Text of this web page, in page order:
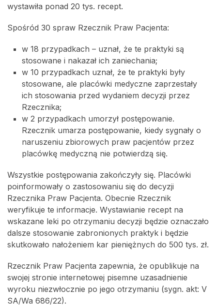
wystawiła ponad 20 tys. recept.
Spośród 30 spraw Rzecznik Praw Pacjenta:
w 18 przypadkach – uznał, że te praktyki są
stosowane i nakazał ich zaniechania;
w 10 przypadkach uznał, że te praktyki były
stosowane, ale placówki medyczne zaprzestały
ich stosowania przed wydaniem decyzji przez
Rzecznika;
w 2 przypadkach umorzył postępowanie.
Rzecznik umarza postępowanie, kiedy sygnały o
naruszeniu zbiorowych praw pacjentów przez
placówkę medyczną nie potwierdzą się.
Wszystkie postępowania zakończyły się. Placówki
poinformowały o zastosowaniu się do decyzji
Rzecznika Praw Pacjenta. Obecnie Rzecznik
weryfikuje te informacje. Wystawianie recept na
wskazane leki po otrzymaniu decyzji będzie oznaczało
dalsze stosowanie zabronionych praktyk i będzie
skutkowało nałożeniem kar pieniężnych do 500 tys. zł.
Rzecznik Praw Pacjenta zapewnia, że opublikuje na
swojej stronie internetowej pisemne uzasadnienie
wyroku niezwłocznie po jego otrzymaniu (sygn. akt: V
SA/Wa 686/22).